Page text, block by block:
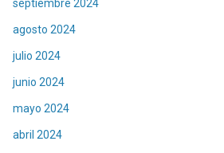
septiembre 2024
agosto 2024
julio 2024
junio 2024
mayo 2024
abril 2024